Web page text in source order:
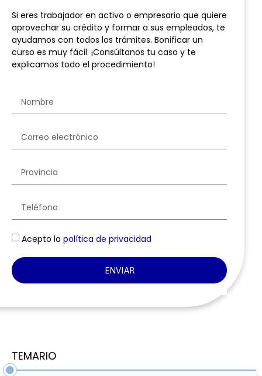
Si eres trabajador en activo o empresario que quiere
aprovechar su crédito y formar a sus empleados, te
ayudamos con todos los trámites. Bonificar un
curso es muy fácil. ¡Consúltanos tu caso y te
explicamos todo el procedimiento!
Acepto la política de privacidad
ENVIAR
TEMARIO